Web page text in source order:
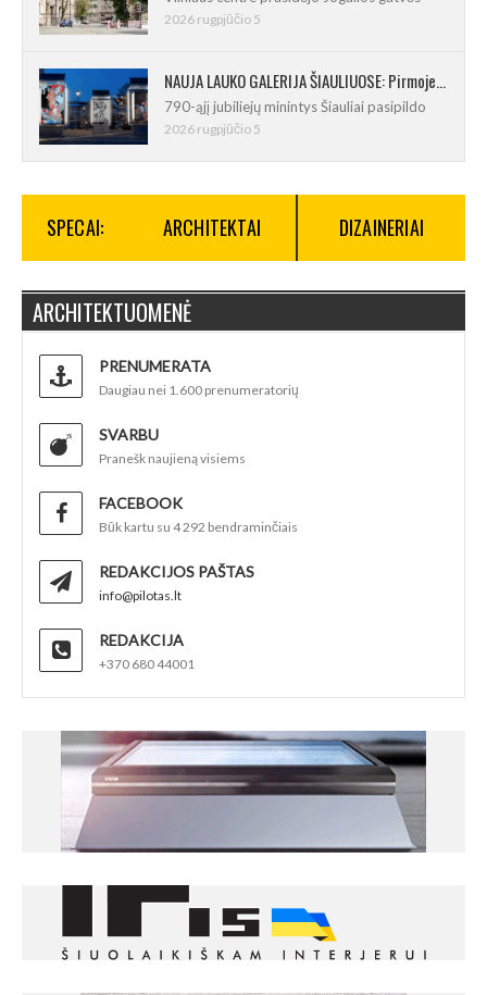
2026 rugpjūčio 5
NAUJA LAUKO GALERIJA ŠIAULIUOSE: Pirmoje ekspozicijoje – Eduardo Juchnevičiaus kūryba
790-ąjį jubiliejų minintys Šiauliai pasipildo
2026 rugpjūčio 5
SPECAI: ARCHITEKTAI DIZAINERIAI
ARCHITEKTUOMENĖ
PRENUMERATA
Daugiau nei 1.600 prenumeratorių
SVARBU
Pranešk naujieną visiems
FACEBOOK
Būk kartu su 4 292 bendraminčiais
REDAKCIJOS PAŠTAS
info@pilotas.lt
REDAKCIJA
+370 680 44001